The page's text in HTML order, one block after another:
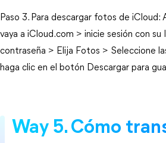
Paso 3. Para descargar fotos de iCloud:
vaya a iCloud.com > inicie sesión con
contraseña > Elija Fotos > Seleccione
haga clic en el botón Descargar para
Way 5. Cómo